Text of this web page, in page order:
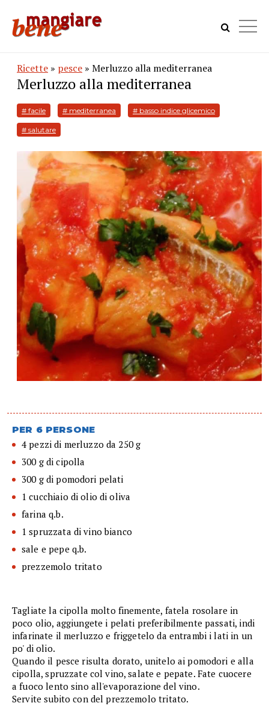
Ricette » pesce » Merluzzo alla mediterranea
Merluzzo alla mediterranea
# facile # mediterranea # basso indice glicemico
# salutare
PER 6 PERSONE
4 pezzi di merluzzo da 250 g
300 g di cipolla
300 g di pomodori pelati
1 cucchiaio di olio di oliva
farina q.b.
1 spruzzata di vino bianco
sale e pepe q.b.
prezzemolo tritato
Tagliate la cipolla molto finemente, fatela rosolare in
poco olio, aggiungete i pelati preferibilmente passati, indi
infarinate il merluzzo e friggetelo da entrambi i lati in un
po' di olio.
Quando il pesce risulta dorato, unitelo ai pomodori e alla
cipolla, spruzzate col vino, salate e pepate. Fate cuocere
a fuoco lento sino all'evaporazione del vino.
Servite subito con del prezzemolo tritato.